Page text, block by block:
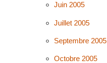
Juin 2005
Juillet 2005
Septembre 2005
Octobre 2005